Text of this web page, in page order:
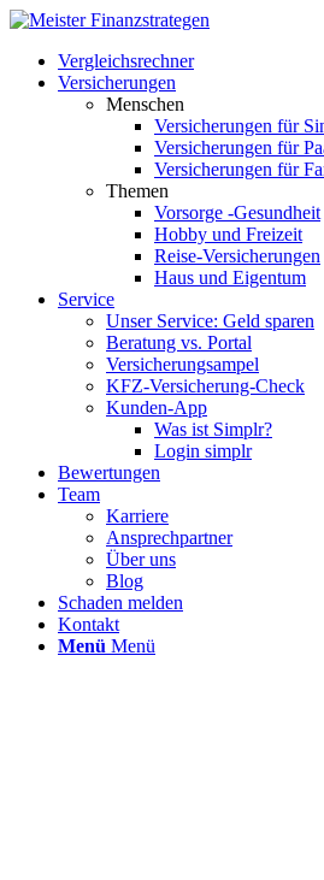
Vergleichsrechner
Versicherungen
Menschen
Versicherungen für
Versicherungen für
Versicherungen für
Themen
Vorsorge -Gesundheit
Hobby und Freizeit
Reise-Versicherungen
Haus und Eigentum
Service
Unser Service: Geld sparen
Beratung vs. Portal
Versicherungsampel
KFZ-Versicherung-Check
Kunden-App
Was ist Simplr?
Login simplr
Bewertungen
Team
Karriere
Ansprechpartner
Über uns
Blog
Schaden melden
Kontakt
Menü Menü